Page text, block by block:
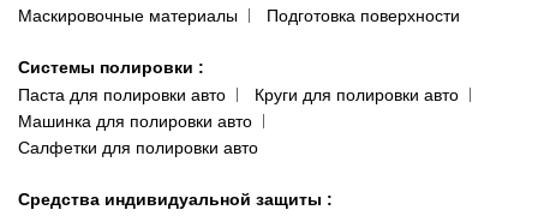
Маскировочные материалы
Подготовка поверхности
Системы полировки :
Паста для полировки авто
Круги для полировки авто
Машинка для полировки авто
Салфетки для полировки авто
Средства индивидуальной защиты :